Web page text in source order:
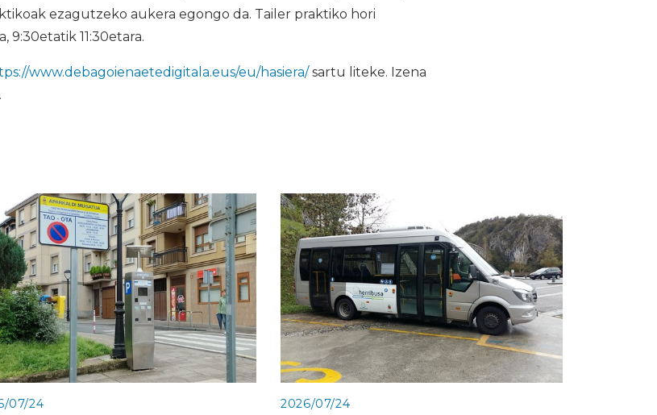
ezagutzeko aukera egongo da. Tailer praktiko hori
9:30etatik 11:30etara.
www.debagoienaetedigitala.eus/eu/hasiera/sartu liteke. Izena
07/24 2026/07/24